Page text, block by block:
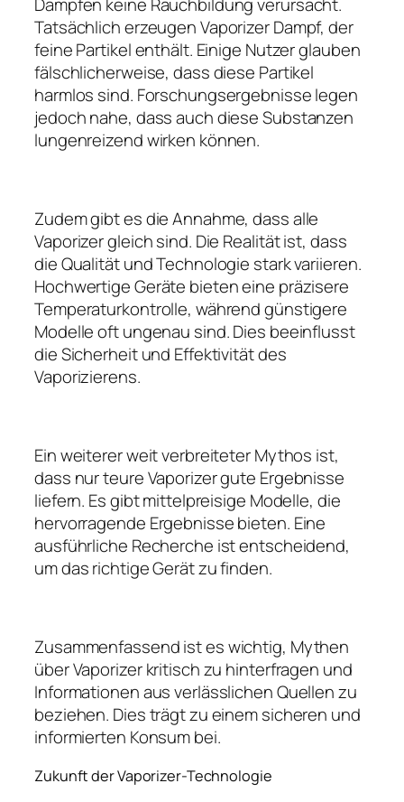
Tatsächlich erzeugen Vaporizer Dampf, der
feine Partikel enthält. Einige Nutzer glauben
fälschlicherweise, dass diese Partikel
harmlos sind. Forschungsergebnisse legen
jedoch nahe, dass auch diese Substanzen
lungenreizend wirken können.
Zudem gibt es die Annahme, dass alle
Vaporizer gleich sind. Die Realität ist, dass
die Qualität und Technologie stark variieren.
Hochwertige Geräte bieten eine präzisere
Temperaturkontrolle, während günstigere
Modelle oft ungenau sind. Dies beeinflusst
die Sicherheit und Effektivität des
Vaporizierens.
Ein weiterer weit verbreiteter Mythos ist,
dass nur teure Vaporizer gute Ergebnisse
liefern. Es gibt mittelpreisige Modelle, die
hervorragende Ergebnisse bieten. Eine
ausführliche Recherche ist entscheidend,
um das richtige Gerät zu finden.
Zusammenfassend ist es wichtig, Mythen
über Vaporizer kritisch zu hinterfragen und
Informationen aus verlässlichen Quellen zu
beziehen. Dies trägt zu einem sicheren und
informierten Konsum bei.
Zukunft der Vaporizer-Technologie